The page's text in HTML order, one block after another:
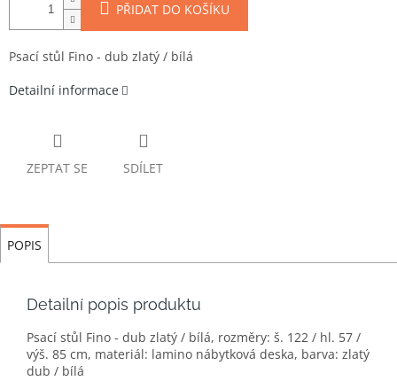
PŘIDAT DO KOŠÍKU
Psací stůl Fino - dub zlatý / bílá
Detailní informace
ZEPTAT SE SDÍLET
POPIS
Detailní popis produktu
Psací stůl Fino - dub zlatý / bílá, rozměry: š. 122 / hl. 57 /
výš. 85 cm, materiál: lamino nábytková deska, barva: zlatý
dub / bílá